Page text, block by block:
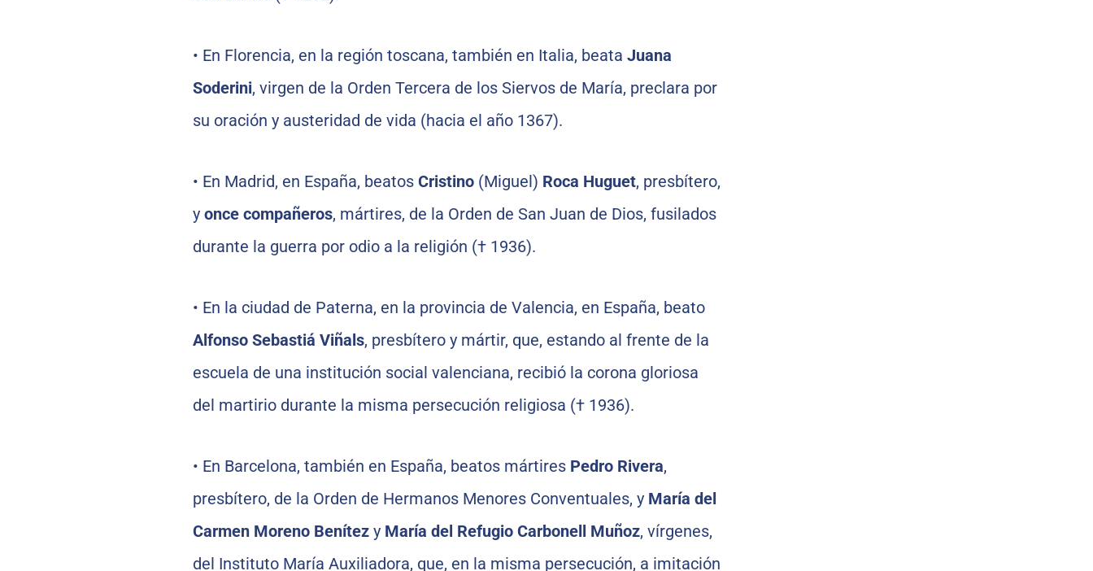
• En Florencia, en la región toscana, también en Italia, beata Juana
Soderini, virgen de la Orden Tercera de los Siervos de María, preclara por
su oración y austeridad de vida (hacia el año 1367).
• En Madrid, en España, beatos Cristino (Miguel) Roca Huguet, presbítero,
y once compañeros, mártires, de la Orden de San Juan de Dios, fusilados
durante la guerra por odio a la religión († 1936).
• En la ciudad de Paterna, en la provincia de Valencia, en España, beato
Alfonso Sebastiá Viñals, presbítero y mártir, que, estando al frente de la
escuela de una institución social valenciana, recibió la corona gloriosa
del martirio durante la misma persecución religiosa († 1936).
• En Barcelona, también en España, beatos mártires Pedro Rivera,
presbítero, de la Orden de Hermanos Menores Conventuales, y María del
Carmen Moreno Benítezy María del Refugio Carbonell Muñoz, vírgenes,
del Instituto María Auxiliadora, que, en la misma persecución, a imitación